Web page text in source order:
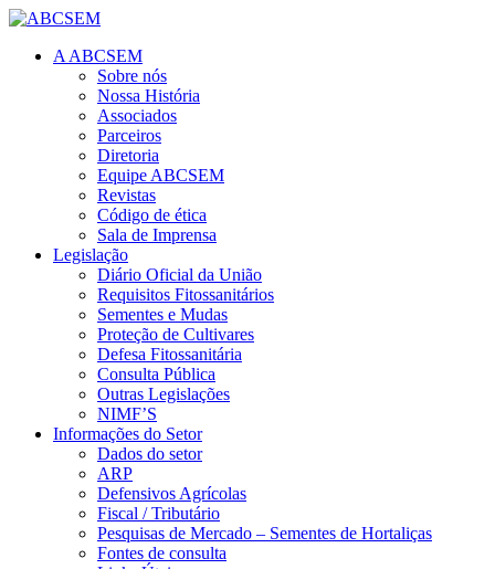
A ABCSEM
Sobre nós
Nossa História
Associados
Parceiros
Diretoria
Equipe ABCSEM
Revistas
Código de ética
Sala de Imprensa
Legislação
Diário Oficial da União
Requisitos Fitossanitários
Sementes e Mudas
Proteção de Cultivares
Defesa Fitossanitária
Consulta Pública
Outras Legislações
NIMF’S
Informações do Setor
Dados do setor
ARP
Defensivos Agrícolas
Fiscal / Tributário
Pesquisas de Mercado – Sementes de Hortaliças
Fontes de consulta